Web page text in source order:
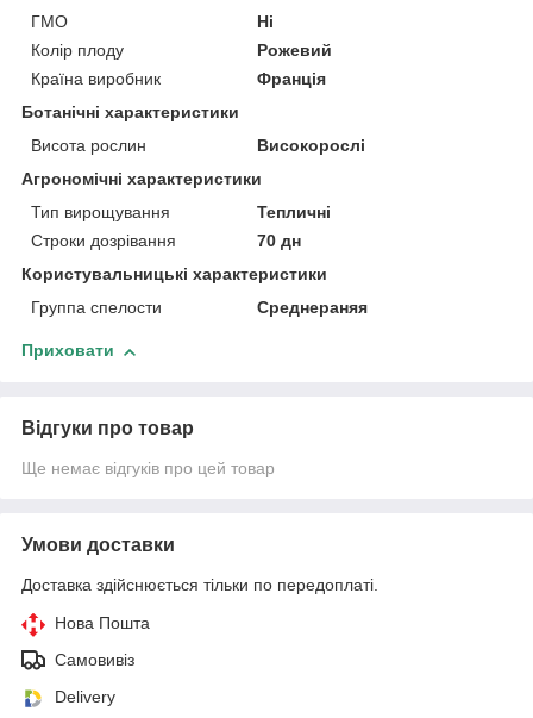
ГМО
Ні
Колір плоду
Рожевий
Країна виробник
Франція
Ботанічні характеристики
Висота рослин
Високорослі
Агрономічні характеристики
Тип вирощування
Тепличні
Строки дозрівання
70 дн
Користувальницькі характеристики
Группа спелости
Среднераняя
Приховати
Відгуки про товар
Ще немає відгуків про цей товар
Умови доставки
Доставка здійснюється тільки по передоплаті.
Нова Пошта
Самовивіз
Delivery